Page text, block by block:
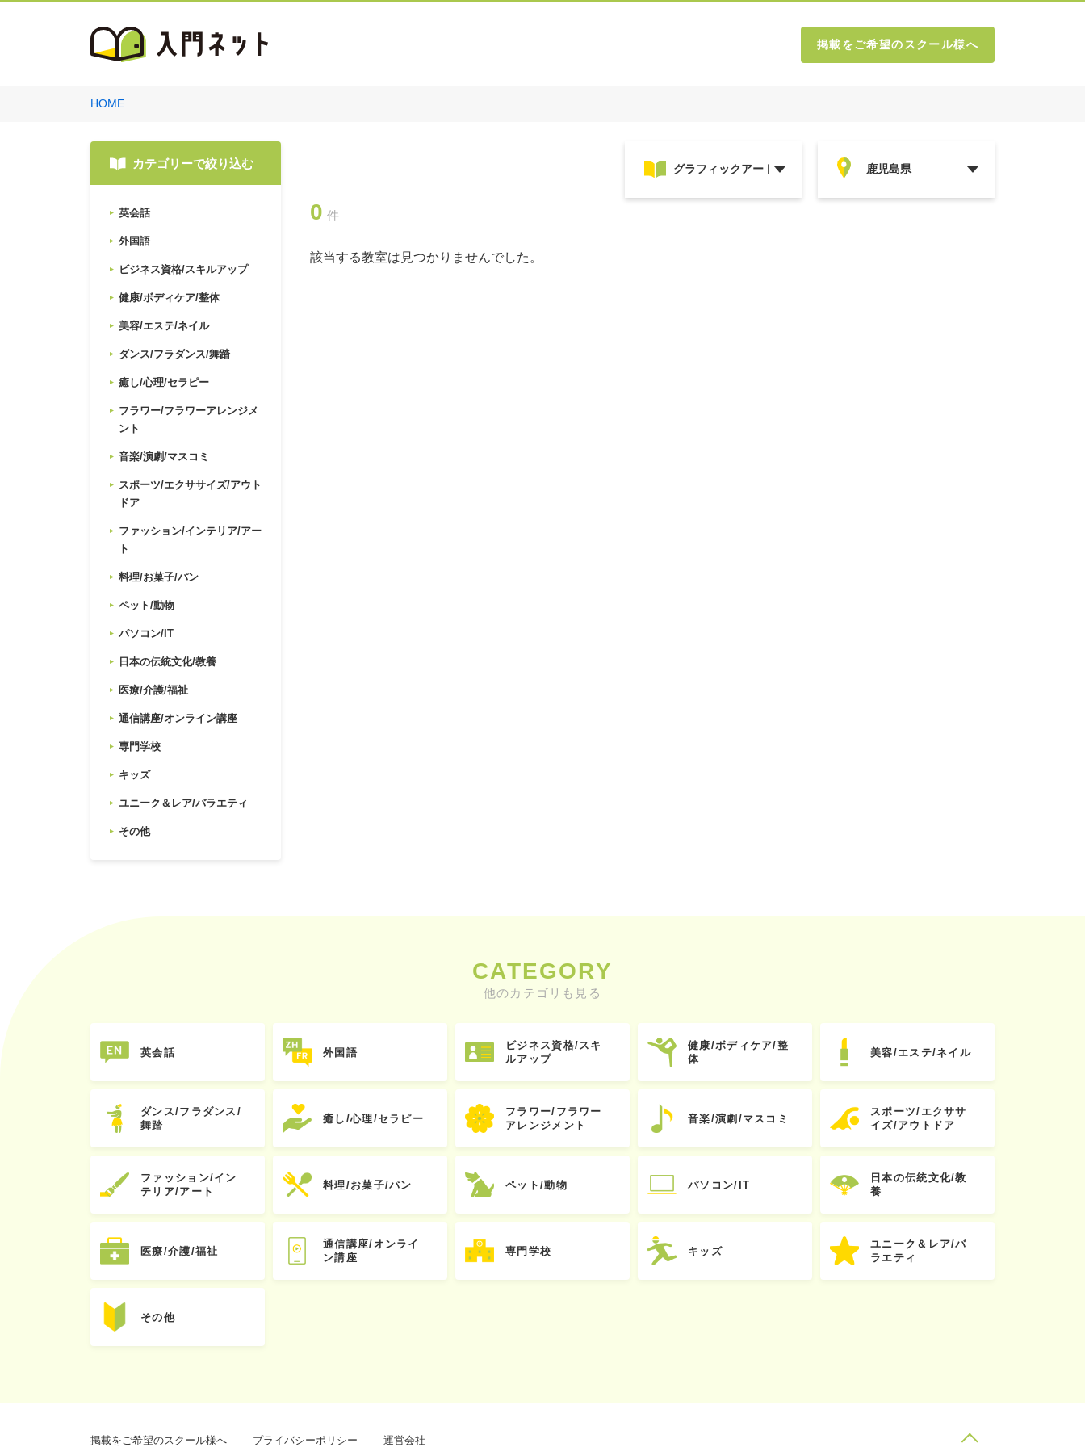
掲載をご希望のスクール様へ
HOME
カテゴリーで絞り込む
英会話
外国語
ビジネス資格/スキルアップ
健康/ボディケア/整体
美容/エステ/ネイル
ダンス/フラダンス/舞踏
癒し/心理/セラピー
フラワー/フラワーアレンジメ
ント
音楽/演劇/マスコミ
スポーツ/エクササイズ/アウト
ドア
ファッション/インテリア/アー
ト
料理/お菓子/パン
ペット/動物
パソコン/IT
日本の伝統文化/教養
医療/介護/福祉
通信講座/オンライン講座
専門学校
キッズ
ユニーク＆レア/バラエティ
その他
0 件
該当する教室は見つかりませんでした。
CATEGORY
他のカテゴリも見る
英会話 外国語
ビジネス資格/スキ
ルアップ
健康/ボディケア/整
体
美容/エステ/ネイル
ダンス/フラダンス/
舞踏
癒し/心理/セラピー
フラワー/フラワー
アレンジメント
音楽/演劇/マスコミ
スポーツ/エクササ
イズ/アウトドア
ファッション/イン
テリア/アート
料理/お菓子/パン ペット/動物 パソコン/IT
日本の伝統文化/教
養
医療/介護/福祉
通信講座/オンライ
ン講座
専門学校 キッズ
ユニーク＆レア/バ
ラエティ
その他
掲載をご希望のスクール様へ プライバシーポリシー 運営会社